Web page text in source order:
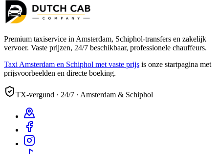
Premium taxiservice in Amsterdam, Schiphol-transfers en zakelijk
vervoer. Vaste prijzen, 24/7 beschikbaar, professionele chauffeurs.
Taxi Amsterdam en Schiphol met vaste prijs is onze startpagina met
prijsvoorbeelden en directe boeking.
TX-vergund · 24/7 · Amsterdam & Schiphol